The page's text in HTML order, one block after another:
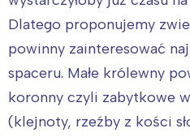
Dlatego proponujemy
powinny zainteresować
spaceru. Małe królewny
koronny czyli zabytkowe
(klejnoty, rzeźby z kości